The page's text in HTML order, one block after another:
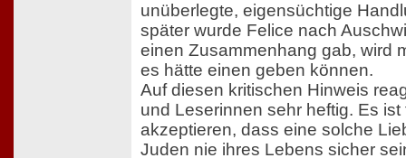
unüberlegte, eigensüchtige
später wurde Felice nach
einen Zusammenhang gab, wird
es hätte einen geben können.
Auf diesen kritischen Hinweis
und Leserinnen sehr heftig. Es
akzeptieren, dass eine solche
Juden nie ihres Lebens sicher